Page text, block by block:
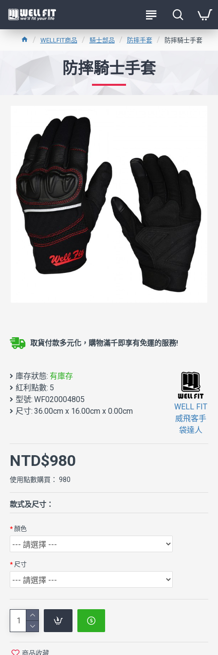
WELLFIT商品 騎士部品 防摔手套 防摔騎士手套
防摔騎士手套
取貨付款多元化，購物滿千即享有免運的服務!
庫存狀態: 有庫存
紅利點數: 5
型號: WF020004805
尺寸: 36.00cm x 16.00cm x 0.00cm
WELL FIT
威飛客手
袋達人
NTD$980
使用點數購買： 980
款式及尺寸：
顏色
尺寸
商品收藏